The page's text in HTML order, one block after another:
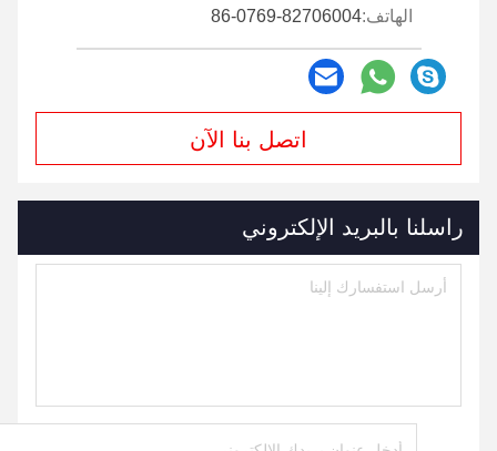
الهاتف:86-0769-82706004
اتصل بنا الآن
راسلنا بالبريد الإلكتروني